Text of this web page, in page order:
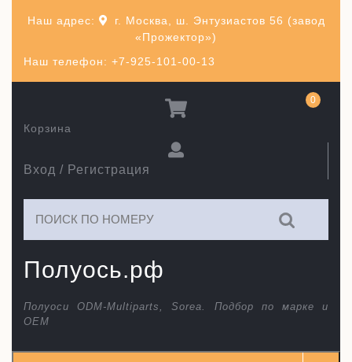
Наш телефон: +7-925-101-00-13
Наш адрес:
г. Москва, ш. Энтузиастов 56 (завод
«Прожектор»)
Полуось.рф
Полуоси ODM-Multiparts, Sorea. Подбор по марке и
ОЕМ
Вход / Регистрация
Корзина
0